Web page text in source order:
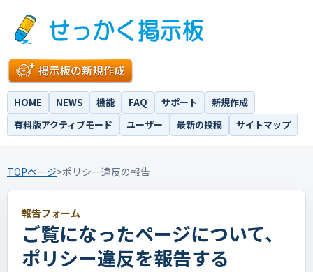
HOME NEWS 機能 FAQ サポート
新規作成
有料版アクティブモード
ユーザー 最新の投稿 サイトマップ
TOPページ>ポリシー違反の報告
報告フォーム
ご覧になったページについて、
ポリシー違反を報告する